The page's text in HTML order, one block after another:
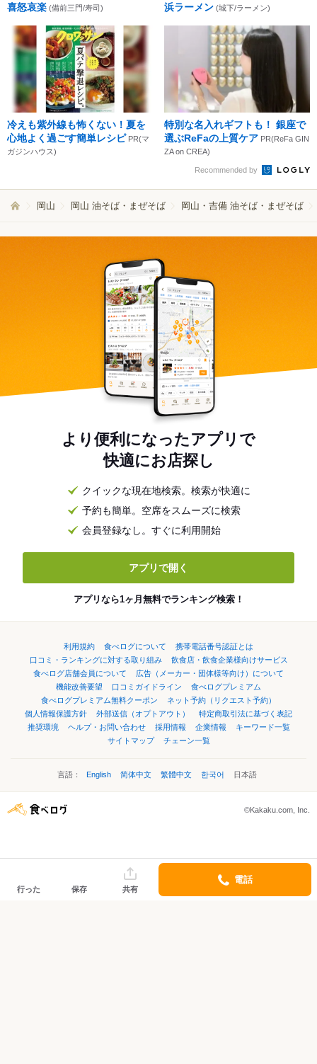
喜怒哀楽 (備前三門/寿司) 浜ラーメン (城下/ラーメン)
冷えも紫外線も怖くない！夏を
心地よく過ごす簡単レシピ PR(マ
ガジンハウス)
特別な名入れギフトも！ 銀座で
選ぶReFaの上質ケア PR(ReFa GIN
ZA on CREA)
Recommended by
岡山 岡山 油そば・まぜそば 岡山・吉備 油そば・まぜそば
より便利になったアプリで
快適にお店探し
クイックな現在地検索。検索が快適に
予約も簡単。空席をスムーズに検索
会員登録なし。すぐに利用開始
アプリで開く
アプリなら1ヶ月無料でランキング検索！
利用規約 食べログについて
携帯電話番号認証とは
口コミ・ランキングに対する取り組み
飲食店・飲食企業様向けサービス
食べログ店舗会員について
広告（メーカー・団体様等向け）について
機能改善要望
口コミガイドライン
食べログプレミアム
食べログプレミアム無料クーポン
ネット予約（リクエスト予約）
個人情報保護方針
外部送信（オプトアウト）
特定商取引法に基づく表記
推奨環境
ヘルプ・お問い合わせ 採用情報 企業情報
キーワード一覧
サイトマップ
チェーン一覧
言語： English 简体中文 繁體中文 한국어 日本語
©Kakaku.com, Inc.
行った 保存 共有
電話